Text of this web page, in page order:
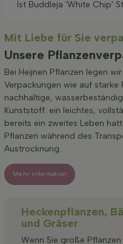
Ist Buddleja 'White Chip'
Mit Liebe für Sie
Unsere
Bei Heijnen Pflanzen legen
Verpackungen wie auf starke
nachhaltige,
Kunststoff: ein leichtes,
bereits ein zweites Leben
Pflanzen während des
Austrocknung.
Mehr information
Heckenpflanzen,
und Gräser
Wenn Sie große